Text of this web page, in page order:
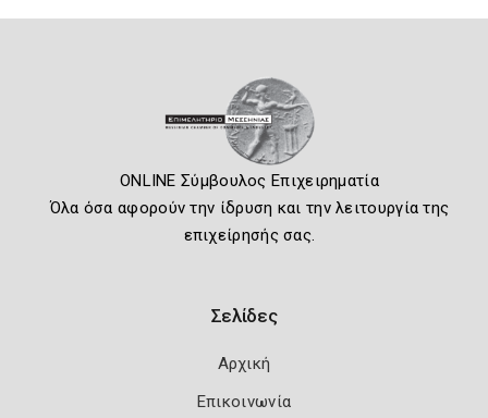
ONLINE Σύμβουλος Επιχειρηματία
Όλα όσα αφορούν την ίδρυση και την λειτουργία της
επιχείρησής σας.
Σελίδες
Αρχική
Επικοινωνία